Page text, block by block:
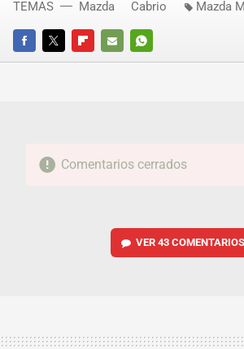
FACEBOOKTWITTERFLIPBOARD
E-
WHATSAPP
TEMAS Mazda Cabrio Mazda
Comentarios cerrados
VER 43 COMENTARIOS